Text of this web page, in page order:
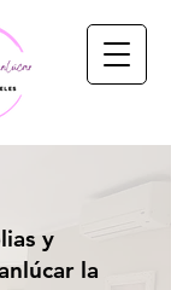
y
la